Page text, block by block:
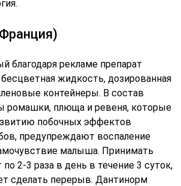
благодаря рекламе препарат
жидкость, дозированная
контейнеры. В состав
ромашки, плюща и ревеня, которые
побочных эффектов
предупреждают воспаление
малыша. Принимать
по 2-3 раза в день в течение 3 суток,
сделать перерыв. Дантинорм